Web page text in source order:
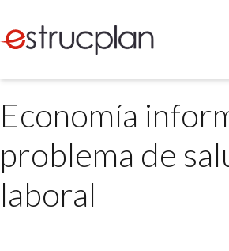
SERVICIOS
Medio Ambiente
Legislación
INGRESAR
Portal de Clientes
Economía
problema de
laboral